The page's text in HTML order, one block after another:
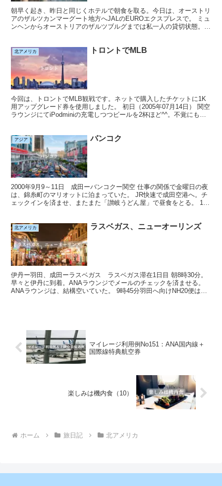
朝早く起き、昨日と同じくホテルで朝食を取る。今日は、オーストリ
アのザルツカンマーグート地方へJALのEUROエクスプレスで。 ミュ
ンヘンからオーストリアのザルツブルグまでは私一人の貸切状態。7
北アメリカ トロントでMLB
今回は、トロントでMLB観戦です。ネットで購入したチケットに1K
用アップグレード券を使用しました。 初日（2005年07月14日） 関空
ラウンジにてiPodminiの充電しつつビールを2杯ほど^^。不覚にも夕
アジア バンコク
2000年9月9～11日 成田ーバンコクー関空 仕事の関係で金曜日の夜
は、錦糸町のマリオットに泊まっていた。 JR快速で成田空港へ。チ
ェックインを済ませ、またまた「讃岐うどん屋」で昼食をとる。 13
北アメリカ ラスベガス、ニューオーリンズ
伊丹ー羽田、成田ーラスベガス ラスベガス滞在1日目 朝8時30分。
早々と伊丹に到着。ANAラウンジでメールのチェックを済ませる。
ANAラウンジは、結構空いていた。 9時45分羽田へ向けNH20便は出
マイレージ利用例No151：ANA国内線＋
国際線特典航空券
楽しみは機内食（10）
ホーム 旅日記 北アメリカ